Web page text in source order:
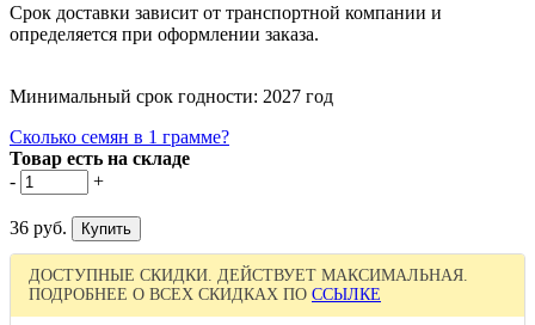
Срок доставки зависит от транспортной компании и
определяется при оформлении заказа.
Минимальный срок годности: 2027 год
Сколько семян в 1 грамме?
Товар есть на складе
-
+
36 руб.
ДОСТУПНЫЕ СКИДКИ. ДЕЙСТВУЕТ МАКСИМАЛЬНАЯ.
ПОДРОБНЕЕ О ВСЕХ СКИДКАХ ПО ССЫЛКЕ